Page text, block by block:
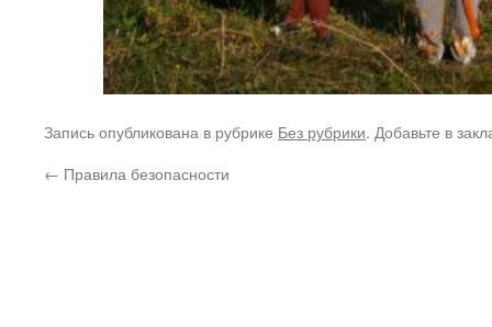
Запись опубликована в рубрике Без рубрики. Добавьте в
← Правила безопасности